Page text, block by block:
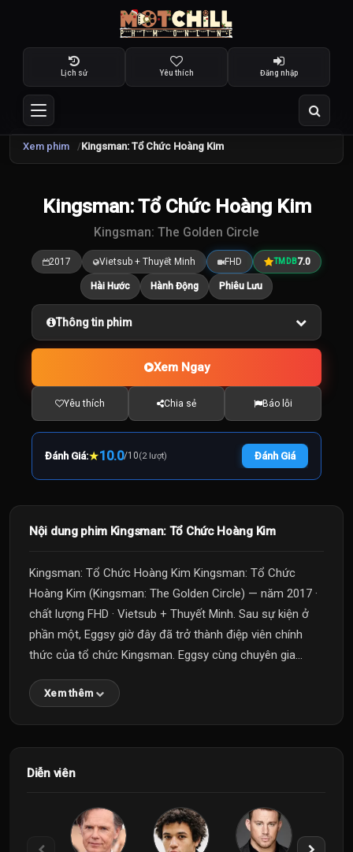
Lịch sử Yêu thích Đăng nhập
Xem phim Kingsman: Tổ Chức Hoàng Kim
10.0 /10
Kingsman: Tổ Chức Hoàng Kim
Kingsman: The Golden Circle
2017 Vietsub + Thuyết Minh FHD TMDB7.0
Hài Hước Hành Động Phiêu Lưu
Thông tin phim
Xem Ngay
Yêu thích Chia sẻ Báo lỗi
Đánh Giá:★10.0/10(2 lượt) Đánh Giá
Nội dung phim Kingsman: Tổ Chức Hoàng Kim
Kingsman: Tổ Chức Hoàng Kim Kingsman: Tổ Chức
Hoàng Kim (Kingsman: The Golden Circle) — năm 2017 ·
chất lượng FHD · Vietsub + Thuyết Minh. Sau sự kiện ở
phần một, Eggsy giờ đây đã trở thành điệp viên chính
thức của tổ chức Kingsman. Eggsy cùng chuyên gia...
Xem thêm
Diễn viên